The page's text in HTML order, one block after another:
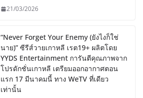
21/03/2026
“Never Forget Your Enemy (ยังไงก็ใช่
นาย)” ซีรีส์วายเกาหลี เรต19+ ผลิตโดย
YYDS Entertainment การันตีคุณภาพจาก
โปรดักชั่นเกาหลี เตรียมออกอากาศตอน
แรก 17 มีนาคมนี้ ทาง WeTV ที่เดียว
เท่านั้น